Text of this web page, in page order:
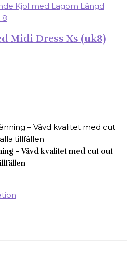
Midi Dress Xs (uk8)
– Vävd kvalitet med cut out